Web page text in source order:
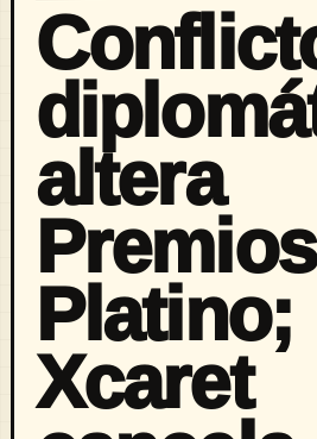
altera
Premios
Platino;
Xcaret